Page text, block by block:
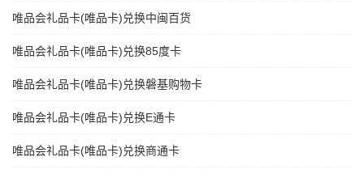
唯品会礼品卡(唯品卡)兑换中闽百货
唯品会礼品卡(唯品卡)兑换85度卡
唯品会礼品卡(唯品卡)兑换磐基购物卡
唯品会礼品卡(唯品卡)兑换E通卡
唯品会礼品卡(唯品卡)兑换商通卡